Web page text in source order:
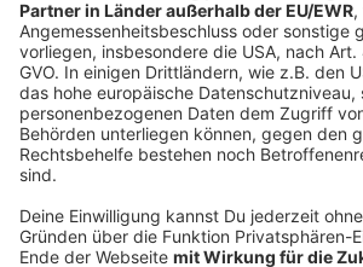
bis 17-Jährigen im Auftrag der
Medien NRWzeigt. Wie eine
funktioniert und was Eltern konkret
das Thema der zweiten
mit Carsten Müller , Sexualtherapeut
Medienscouts der Gesamtschule
Prävention in der Abteilung
Landesanstalt für Medien NRW. So